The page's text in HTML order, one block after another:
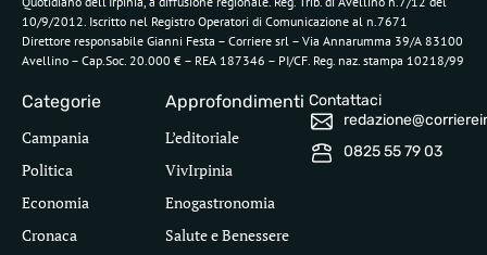
10/9/2012. Iscritto nel Registro Operatori di Comunicazione al n.7671
Direttore responsabile Gianni Festa – Corriere srl – Via Annarumma 39/A 83100
Avellino – Cap.Soc. 20.000 € – REA 187346 – PI/CF. Reg. naz. stampa 10218/99
Categorie
Campania
Politica
Economia
Cronaca
Approfondimenti
L’editoriale
VivIrpinia
Enogastronomia
Salute e Benessere
Contattaci
0825 55 79 03